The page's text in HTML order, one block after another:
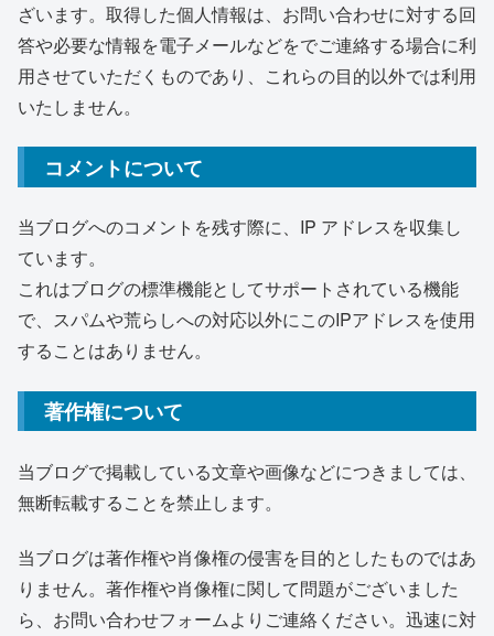
ざいます。取得した個人情報は、お問い合わせに対する回
答や必要な情報を電子メールなどをでご連絡する場合に利
用させていただくものであり、これらの目的以外では利用
いたしません。
コメントについて
当ブログへのコメントを残す際に、IP アドレスを収集し
ています。
これはブログの標準機能としてサポートされている機能
で、スパムや荒らしへの対応以外にこのIPアドレスを使用
することはありません。
著作権について
当ブログで掲載している文章や画像などにつきましては、
無断転載することを禁止します。
当ブログは著作権や肖像権の侵害を目的としたものではあ
りません。著作権や肖像権に関して問題がございました
ら、お問い合わせフォームよりご連絡ください。迅速に対